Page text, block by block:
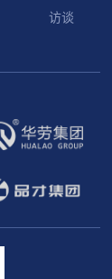
访谈